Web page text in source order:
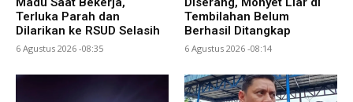
Terluka Parah dan
Dilarikan ke RSUD Selasih
6 Agustus 2026 -08:35
Tembilahan Belum
Berhasil Ditangkap
6 Agustus 2026 -08:14